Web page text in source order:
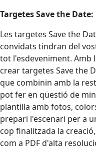
Targetes Save the
Les targetes Save the
convidats tindran del
tot l'esdeveniment. Amb
crear targetes Save the
que combinin amb la
pot fer en qüestió de
plantilla amb fotos,
prepari l'escenari per a
cop finalitzada la
com a PDF d'alta